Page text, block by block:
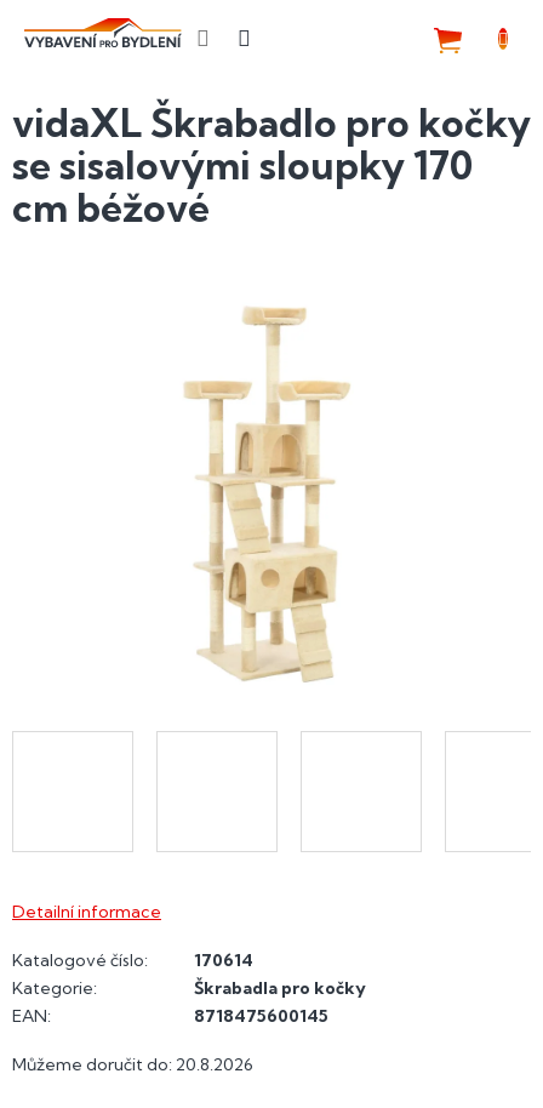
vidaXL Škrabadlo pro kočky
se sisalovými sloupky 170
cm béžové
Můžeme doručit do: 20.8.2026
Detailní informace
Katalogové číslo:
170614
Kategorie:
Škrabadla pro kočky
EAN: 8718475600145